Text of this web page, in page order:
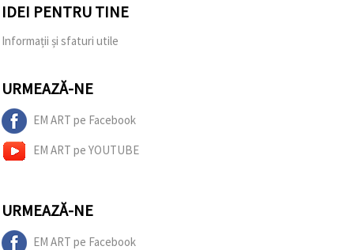
IDEI PENTRU TINE
Informații și sfaturi utile
URMEAZĂ-NE
EM ART pe Facebook
EM ART pe YOUTUBE
URMEAZĂ-NE
EM ART pe Facebook